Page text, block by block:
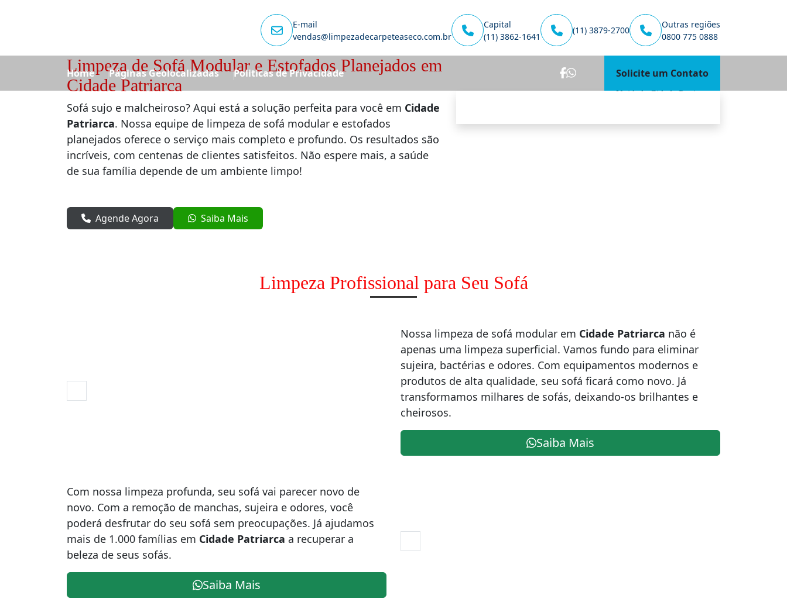
E-mail
vendas@limpezadecarpeteaseco.com.br
Capital
(11) 3862-1641
(11) 3879-2700
Outras regiões
0800 775 0888
Home Páginas Geolocalizadas Politicas de Privacidade Solicite um Contato
Unidade Cidade Patriarca
Limpeza de Sofá Modular e Estofados Planejados em
Cidade Patriarca
Sofá sujo e malcheiroso? Aqui está a solução perfeita para você em Cidade
Patriarca. Nossa equipe de limpeza de sofá modular e estofados
planejados oferece o serviço mais completo e profundo. Os resultados são
incríveis, com centenas de clientes satisfeitos. Não espere mais, a saúde
de sua família depende de um ambiente limpo!
Agende Agora Saiba Mais
Limpeza Profissional para Seu Sofá
Nossa limpeza de sofá modular em Cidade Patriarca não é
apenas uma limpeza superficial. Vamos fundo para eliminar
sujeira, bactérias e odores. Com equipamentos modernos e
produtos de alta qualidade, seu sofá ficará como novo. Já
transformamos milhares de sofás, deixando-os brilhantes e
cheirosos.
Saiba Mais
Com nossa limpeza profunda, seu sofá vai parecer novo de
novo. Com a remoção de manchas, sujeira e odores, você
poderá desfrutar do seu sofá sem preocupações. Já ajudamos
mais de 1.000 famílias em Cidade Patriarca a recuperar a
beleza de seus sofás.
Saiba Mais